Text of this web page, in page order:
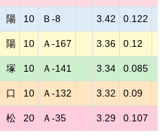
陽 10 Ｂ-8 3.42 0.122
陽 10 Ａ-167 3.36 0.12
塚 10 Ａ-141 3.34 0.085
口 10 Ａ-132 3.32 0.09
松 20 Ａ-35 3.29 0.107